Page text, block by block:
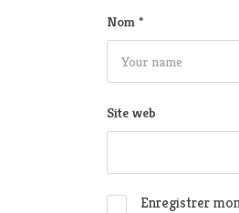
Nom *
Site web
Enregistrer